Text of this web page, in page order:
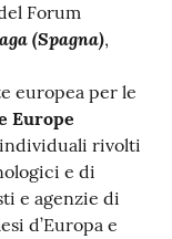
Forum
(Spagna),
europea per le
Europe
rivolti
e di
e agenzie di
d’Europa e